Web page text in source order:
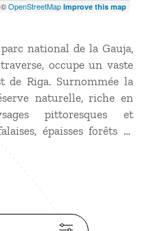
©OpenStreetMap Improve this map
national de la Gauja,
occupe un vaste
de Riga. Surnommée la
naturelle, riche en
pittoresques et
épaisses forêts et
fameuses grottes de
de la Gauja et bien sûr